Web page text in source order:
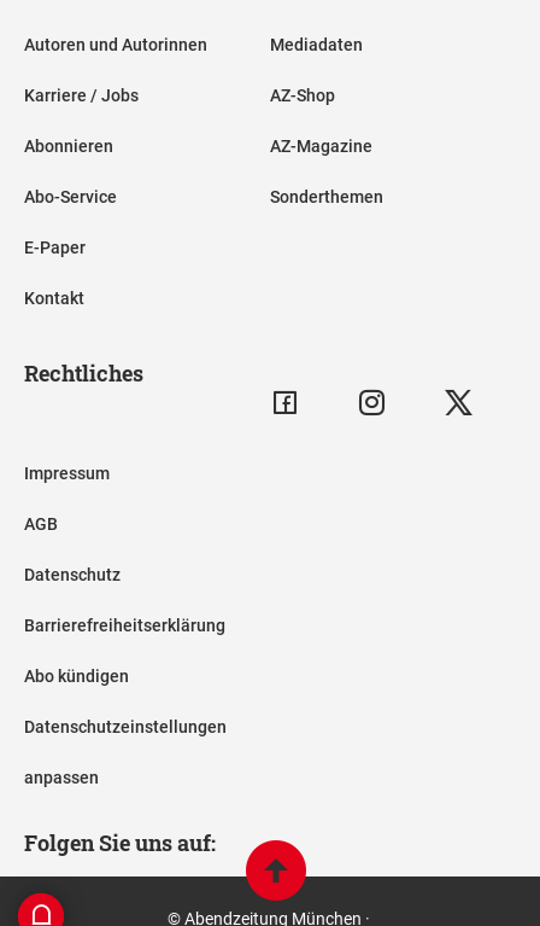
Autoren und Autorinnen
Karriere / Jobs
Abonnieren
Abo-Service
E-Paper
Kontakt
Mediadaten
AZ-Shop
AZ-Magazine
Sonderthemen
Rechtliches
Impressum
AGB
Datenschutz
Barrierefreiheitserklärung
Abo kündigen
Datenschutzeinstellungen
anpassen
Folgen Sie uns auf:
© Abendzeitung München ·